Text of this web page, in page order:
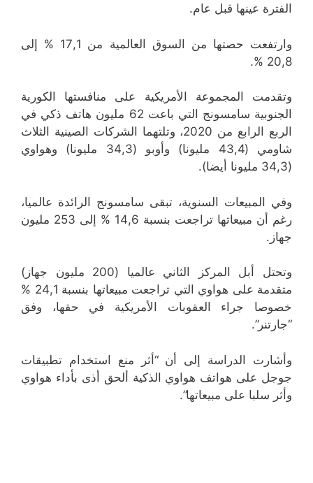
الفترة عينها قبل عام.
وارتفعت حصتها من السوق العالمية من 17,1 % إلى
20,8 %.
وتقدمت المجموعة الأمريكية على منافستها الكورية
الجنوبية سامسونج التي باعت 62 مليون هاتف ذكي في
الربع الرابع من 2020، وتلتهما الشركات الصينية الثلاث
شاومي (43,4 مليونا) وأوبو (34,3 مليونا) وهواوي
(34,3 مليونا أيضا).
وفي المبيعات السنوية، تبقى سامسونج الرائدة عالميا،
رغم أن مبيعاتها تراجعت بنسبة 14,6 % إلى 253 مليون
جهاز.
وتحتل أبل المركز الثاني عالميا (200 مليون جهاز)
متقدمة على هواوي التي تراجعت مبيعاتها بنسبة 24,1 %
خصوصا جراء العقوبات الأمريكية في حقها، وفق
“جارتنر”.
وأشارت الدراسة إلى أن “أثر منع استخدام تطبيقات
جوجل على هواتف هواوي الذكية ألحق أذى بأداء هواوي
وأثر سلبا على مبيعاتها”.